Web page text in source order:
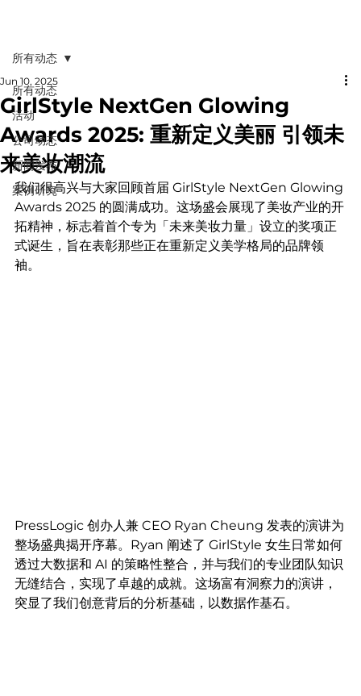
所有动态
活动
公司动态
新闻发布
案例研究
所有动态
GirlStyle NextGen Glowing
Awards 2025: 重新定义美丽 引领未
来美妆潮流
Jun 10, 2025
我们很高兴与大家回顾首届 GirlStyle NextGen Glowing
Awards 2025 的圆满成功。这场盛会展现了美妆产业的开
拓精神，标志着首个专为「未来美妆力量」设立的奖项正
式诞生，旨在表彰那些正在重新定义美学格局的品牌领
袖。
PressLogic 创办人兼 CEO Ryan Cheung 发表的演讲为
整场盛典揭开序幕。Ryan 阐述了 GirlStyle 女生日常如何
透过大数据和 AI 的策略性整合，并与我们的专业团队知识
无缝结合，实现了卓越的成就。这场富有洞察力的演讲，
突显了我们创意背后的分析基础，以数据作基石。